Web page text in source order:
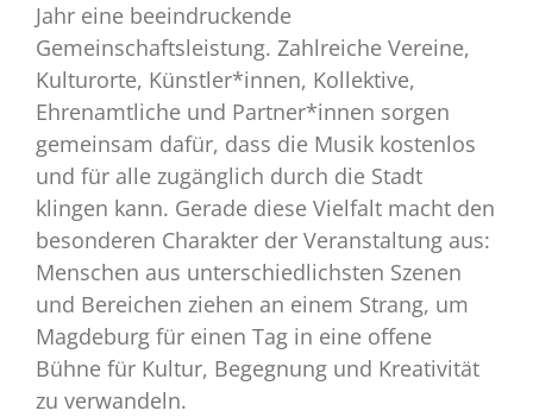
Jahr eine beeindruckende
Gemeinschaftsleistung. Zahlreiche Vereine,
Kulturorte, Künstler*innen, Kollektive,
Ehrenamtliche und Partner*innen sorgen
gemeinsam dafür, dass die Musik kostenlos
und für alle zugänglich durch die Stadt
klingen kann. Gerade diese Vielfalt macht den
besonderen Charakter der Veranstaltung aus:
Menschen aus unterschiedlichsten Szenen
und Bereichen ziehen an einem Strang, um
Magdeburg für einen Tag in eine offene
Bühne für Kultur, Begegnung und Kreativität
zu verwandeln.